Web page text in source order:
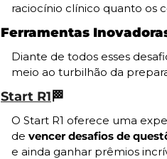
raciocínio clínico quanto os
Ferramentas
Diante de todos esses
meio ao turbilhão da
Start R1 🏁
O Start R1 oferece uma
de vencer desafios de
e ainda ganhar prêmios